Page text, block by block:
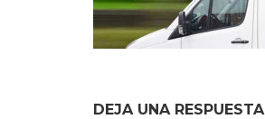
DEJA UNA RESPUESTA